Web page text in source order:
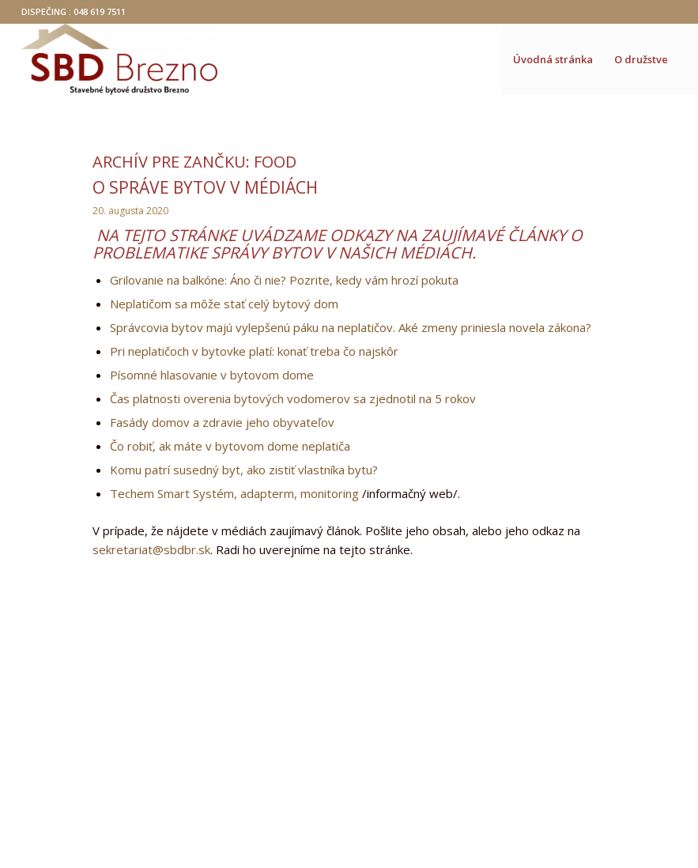
DISPEČING : 048 619 7511
Úvodná stránka O družstve
ARCHÍV PRE ZANČKU: FOOD
O SPRÁVE BYTOV V MÉDIÁCH
20. augusta 2020
NA TEJTO STRÁNKE UVÁDZAME ODKAZY NA ZAUJÍMAVÉ ČLÁNKY O
PROBLEMATIKE SPRÁVY BYTOV V NAŠICH MÉDIÁCH.
Grilovanie na balkóne: Áno či nie? Pozrite, kedy vám hrozí pokuta
Neplatičom sa môže stať celý bytový dom
Správcovia bytov majú vylepšenú páku na neplatičov. Aké zmeny priniesla novela zákona?
Pri neplatičoch v bytovke platí: konať treba čo najskôr
Písomné hlasovanie v bytovom dome
Čas platnosti overenia bytových vodomerov sa zjednotil na 5 rokov
Fasády domov a zdravie jeho obyvateľov
Čo robiť, ak máte v bytovom dome neplatiča
Komu patrí susedný byt, ako zistiť vlastníka bytu?
Techem Smart Systém, adapterm, monitoring /informačný web/.
V prípade, že nájdete v médiách zaujímavý článok. Pošlite jeho obsah, alebo jeho odkaz na
sekretariat@sbdbr.sk. Radi ho uverejníme na tejto stránke.